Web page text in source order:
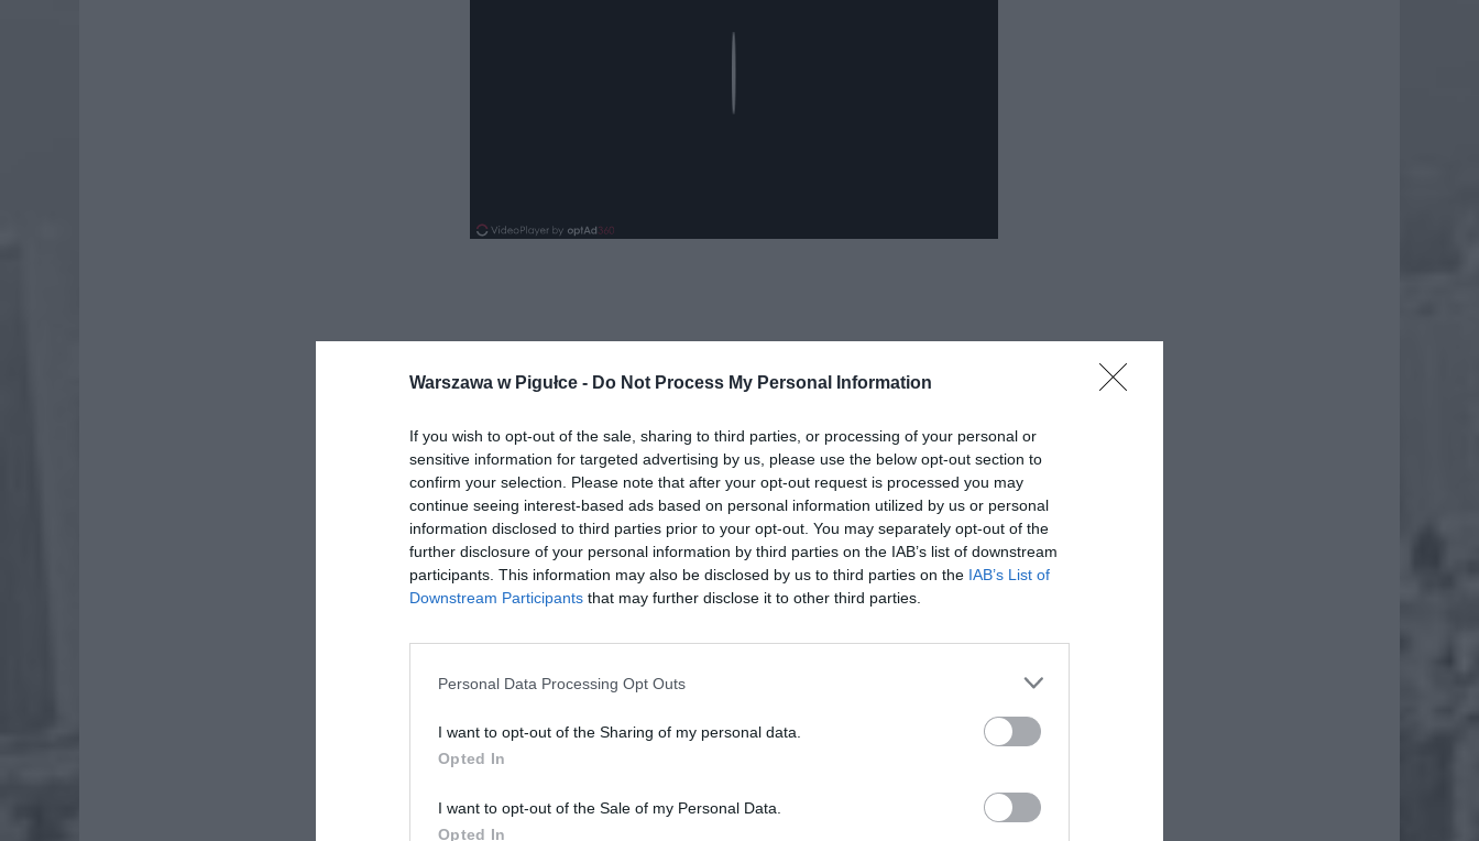
Warszawa w Pigułce - Do Not Process My Personal Information
If you wish to opt-out of the sale, sharing to third parties, or processing of your personal or
sensitive information for targeted advertising by us, please use the below opt-out section to
confirm your selection. Please note that after your opt-out request is processed you may
continue seeing interest-based ads based on personal information utilized by us or personal
information disclosed to third parties prior to your opt-out. You may separately opt-out of the
further disclosure of your personal information by third parties on the IAB’s list of downstream
participants. This information may also be disclosed by us to third parties on the IAB’s List of
Downstream Participants that may further disclose it to other third parties.
Personal Data Processing Opt Outs
I want to opt-out of the Sharing of my personal data.
Opted In
I want to opt-out of the Sale of my Personal Data.
Opted In
ad